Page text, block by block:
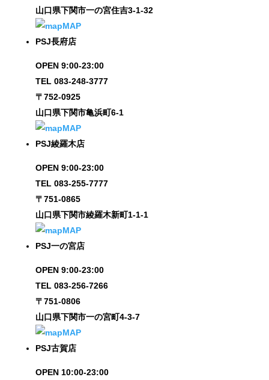
山口県下関市一の宮住吉3-1-32
MAP
PSJ長府店
OPEN 9:00-23:00
TEL 083-248-3777
〒752-0925
山口県下関市亀浜町6-1
MAP
PSJ綾羅木店
OPEN 9:00-23:00
TEL 083-255-7777
〒751-0865
山口県下関市綾羅木新町1-1-1
MAP
PSJ一の宮店
OPEN 9:00-23:00
TEL 083-256-7266
〒751-0806
山口県下関市一の宮町4-3-7
MAP
PSJ古賀店
OPEN 10:00-23:00